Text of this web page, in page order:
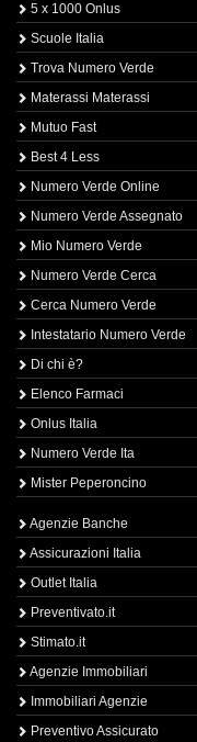
5 x 1000 Onlus
Scuole Italia
Trova Numero Verde
Materassi Materassi
Mutuo Fast
Best 4 Less
Numero Verde Online
Numero Verde Assegnato
Mio Numero Verde
Numero Verde Cerca
Cerca Numero Verde
Intestatario Numero Verde
Di chi è?
Elenco Farmaci
Onlus Italia
Numero Verde Ita
Mister Peperoncino
Agenzie Banche
Assicurazioni Italia
Outlet Italia
Preventivato.it
Stimato.it
Agenzie Immobiliari
Immobiliari Agenzie
Preventivo Assicurato